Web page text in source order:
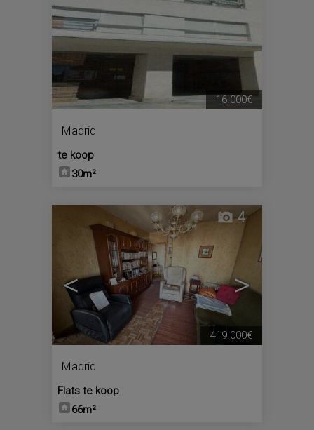
Madrid
te koop
30m²
16.000€
< >
4
Madrid
Flats te koop
66m²
419.000€